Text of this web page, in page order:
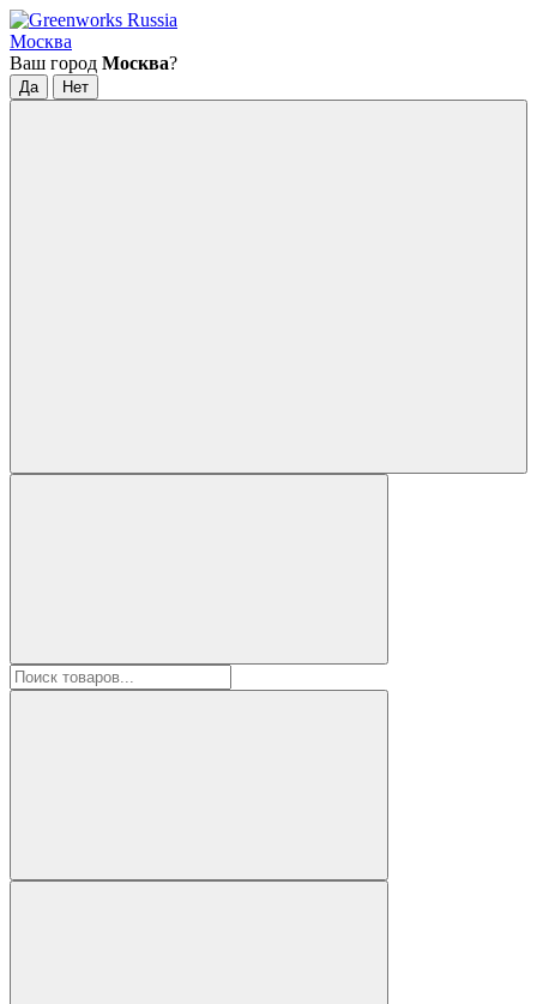
Москва
Ваш город Москва?